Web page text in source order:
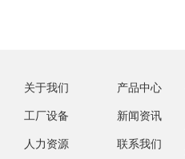
关于我们 产品中心
工厂设备 新闻资讯
人力资源 联系我们